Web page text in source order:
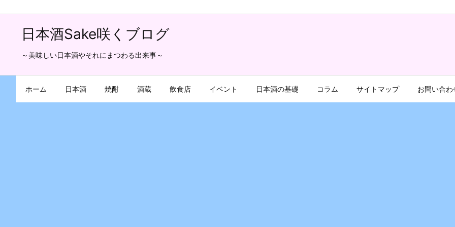
日本酒Sake咲くブログ
～美味しい日本酒やそれにまつわる出来事～
ホーム 日本酒 焼酎 酒蔵 飲食店 イベント 日本酒の基礎 コラム サイトマップ お問い合わ